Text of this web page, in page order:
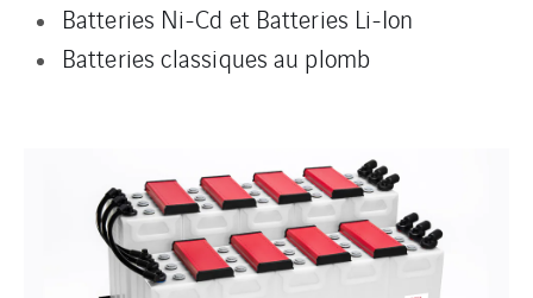
Batteries Ni-Cd et Batteries Li-Ion
Batteries classiques au plomb